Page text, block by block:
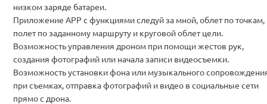
низком заряде батареи.
Приложение APP с функциями следуй за мной, облет по точкам,
полет по заданному маршруту и круговой облет цели.
Возможность управления дроном при помощи жестов рук,
создания фотографий или начала записи видеосъемки.
Возможность установки фона или музыкального
при съемках, отправка фотографий и видео в социальные сети
прямо с дрона.